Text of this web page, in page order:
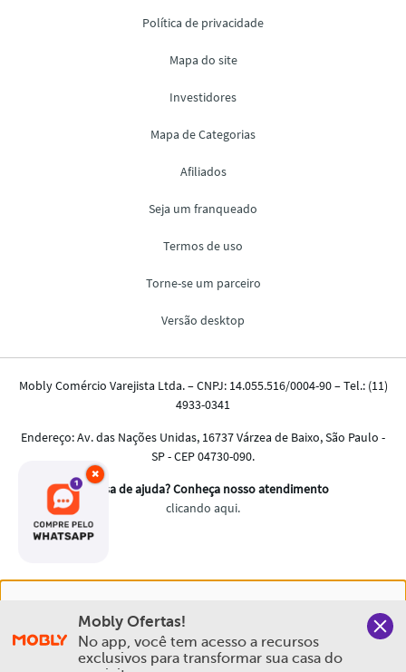
×
experiência na Mobly. Quando você navega no nosso site,
aceita esta condição
Mobly Ofertas!
No app, você tem acesso a recursos
exclusivos para transformar sua casa do